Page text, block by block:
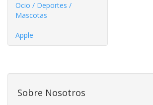
Ocio / Deportes /
Mascotas
Apple
Sobre Nosotros